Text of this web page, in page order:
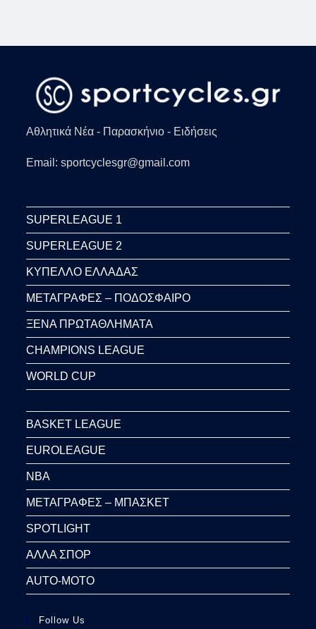
Αθλητικά Νέα - Παρασκήνιο - Ειδήσεις
Email: sportcyclesgr@gmail.com
SUPERLEAGUE 1
SUPERLEAGUE 2
ΚΥΠΕΛΛΟ ΕΛΛΑΔΑΣ
ΜΕΤΑΓΡΑΦΕΣ – ΠΟΔΟΣΦΑΙΡΟ
ΞΕΝΑ ΠΡΩΤΑΘΛΗΜΑΤΑ
CHAMPIONS LEAGUE
WORLD CUP
BASKET LEAGUE
EUROLEAGUE
NBA
ΜΕΤΑΓΡΑΦΕΣ – ΜΠΑΣΚΕΤ
SPOTLIGHT
ΑΛΛΑ ΣΠΟΡ
AUTO-MOTO
Follow Us